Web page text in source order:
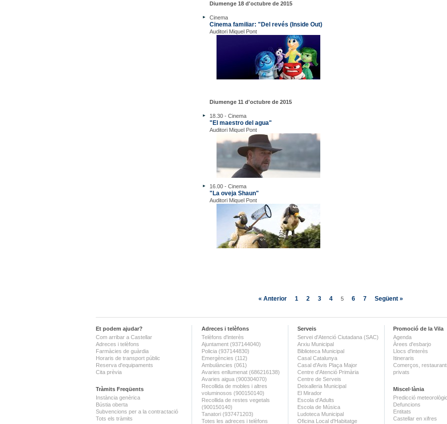
Diumenge 18 d'octubre de 2015
Cinema
Cinema familiar: "Del revés (Inside Out)
Auditori Miquel Pont
Diumenge 11 d'octubre de 2015
18.30 - Cinema
"El maestro del agua"
Auditori Miquel Pont
16.00 - Cinema
"La oveja Shaun"
Auditori Miquel Pont
« Anterior 1 2 3 4 5 6 7 Següent »
Et podem ajudar?
Com arribar a Castellar
Adreces i telèfons
Farmàcies de guàrdia
Horaris de transport públic
Reserva d'equipaments
Cita prèvia
Tràmits Freqüents
Instància genèrica
Bústia oberta
Subvencions per a la contractació
Tots els tràmits
Adreces i telèfons
Telèfons d'interès
Ajuntament (937144040)
Policia (937144830)
Emergències (112)
Ambulàncies (061)
Avaries enllumenat (686216138)
Avaries aigua (900304070)
Recollida de mobles i altres
voluminosos (900150140)
Recollida de restes vegetals
(900150140)
Tanatori (937471203)
Totes les adreces i telèfons
Serveis
Servei d'Atenció Ciutadana (SAC)
Arxiu Municipal
Biblioteca Municipal
Casal Catalunya
Casal d'Avis Plaça Major
Centre d'Atenció Primària
Centre de Serveis
Deixalleria Municipal
El Mirador
Escola d'Adults
Escola de Música
Ludoteca Municipal
Oficina Local d'Habitatge
Promoció de la Vila
Agenda
Àrees d'esbarjo
Llocs d'interès
Itineraris
Comerços,
privats
Miscel·lània
Predicció
Defuncions
Entitats
Castellar en xifres